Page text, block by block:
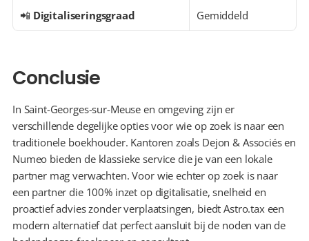
📲 Digitaliseringsgraad Gemiddeld
Conclusie
In Saint-Georges-sur-Meuse en omgeving zijn er
verschillende degelijke opties voor wie op zoek is naar een
traditionele boekhouder. Kantoren zoals Dejon & Associés en
Numeo bieden de klassieke service die je van een lokale
partner mag verwachten. Voor wie echter op zoek is naar
een partner die 100% inzet op digitalisatie, snelheid en
proactief advies zonder verplaatsingen, biedt Astro.tax een
modern alternatief dat perfect aansluit bij de noden van de